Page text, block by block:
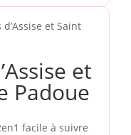
et Saint
et
Padoue
facile à suivre